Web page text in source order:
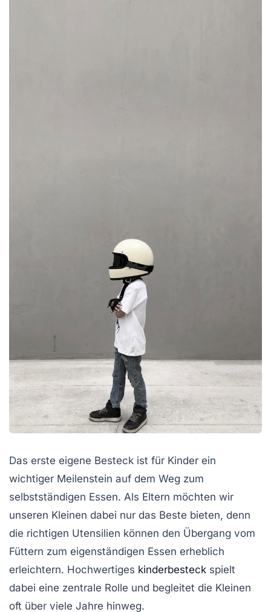
Das erste eigene Besteck ist für Kinder ein
wichtiger Meilenstein auf dem Weg zum
selbstständigen Essen. Als Eltern möchten wir
unseren Kleinen dabei nur das Beste bieten, denn
die richtigen Utensilien können den Übergang vom
Füttern zum eigenständigen Essen erheblich
erleichtern. Hochwertiges kinderbesteck spielt
dabei eine zentrale Rolle und begleitet die Kleinen
oft über viele Jahre hinweg.